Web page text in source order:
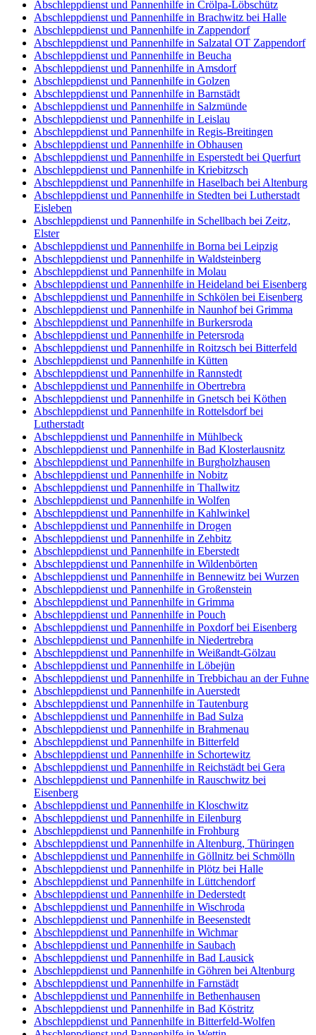
Abschleppdienst und Pannenhilfe in Crölpa-Löbschütz
Abschleppdienst und Pannenhilfe in Brachwitz bei Halle
Abschleppdienst und Pannenhilfe in Zappendorf
Abschleppdienst und Pannenhilfe in Salzatal OT Zappendorf
Abschleppdienst und Pannenhilfe in Beucha
Abschleppdienst und Pannenhilfe in Amsdorf
Abschleppdienst und Pannenhilfe in Golzen
Abschleppdienst und Pannenhilfe in Barnstädt
Abschleppdienst und Pannenhilfe in Salzmünde
Abschleppdienst und Pannenhilfe in Leislau
Abschleppdienst und Pannenhilfe in Regis-Breitingen
Abschleppdienst und Pannenhilfe in Obhausen
Abschleppdienst und Pannenhilfe in Esperstedt bei Querfurt
Abschleppdienst und Pannenhilfe in Kriebitzsch
Abschleppdienst und Pannenhilfe in Haselbach bei Altenburg
Abschleppdienst und Pannenhilfe in Stedten bei Lutherstadt
Eisleben
Abschleppdienst und Pannenhilfe in Schellbach bei Zeitz,
Elster
Abschleppdienst und Pannenhilfe in Borna bei Leipzig
Abschleppdienst und Pannenhilfe in Waldsteinberg
Abschleppdienst und Pannenhilfe in Molau
Abschleppdienst und Pannenhilfe in Heideland bei Eisenberg
Abschleppdienst und Pannenhilfe in Schkölen bei Eisenberg
Abschleppdienst und Pannenhilfe in Naunhof bei Grimma
Abschleppdienst und Pannenhilfe in Burkersroda
Abschleppdienst und Pannenhilfe in Petersroda
Abschleppdienst und Pannenhilfe in Roitzsch bei Bitterfeld
Abschleppdienst und Pannenhilfe in Kütten
Abschleppdienst und Pannenhilfe in Rannstedt
Abschleppdienst und Pannenhilfe in Obertrebra
Abschleppdienst und Pannenhilfe in Gnetsch bei Köthen
Abschleppdienst und Pannenhilfe in Rottelsdorf bei
Lutherstadt
Abschleppdienst und Pannenhilfe in Mühlbeck
Abschleppdienst und Pannenhilfe in Bad Klosterlausnitz
Abschleppdienst und Pannenhilfe in Burgholzhausen
Abschleppdienst und Pannenhilfe in Nobitz
Abschleppdienst und Pannenhilfe in Thallwitz
Abschleppdienst und Pannenhilfe in Wolfen
Abschleppdienst und Pannenhilfe in Kahlwinkel
Abschleppdienst und Pannenhilfe in Drogen
Abschleppdienst und Pannenhilfe in Zehbitz
Abschleppdienst und Pannenhilfe in Eberstedt
Abschleppdienst und Pannenhilfe in Wildenbörten
Abschleppdienst und Pannenhilfe in Bennewitz bei Wurzen
Abschleppdienst und Pannenhilfe in Großenstein
Abschleppdienst und Pannenhilfe in Grimma
Abschleppdienst und Pannenhilfe in Pouch
Abschleppdienst und Pannenhilfe in Poxdorf bei Eisenberg
Abschleppdienst und Pannenhilfe in Niedertrebra
Abschleppdienst und Pannenhilfe in Weißandt-Gölzau
Abschleppdienst und Pannenhilfe in Löbejün
Abschleppdienst und Pannenhilfe in Trebbichau an der Fuhne
Abschleppdienst und Pannenhilfe in Auerstedt
Abschleppdienst und Pannenhilfe in Tautenburg
Abschleppdienst und Pannenhilfe in Bad Sulza
Abschleppdienst und Pannenhilfe in Brahmenau
Abschleppdienst und Pannenhilfe in Bitterfeld
Abschleppdienst und Pannenhilfe in Schortewitz
Abschleppdienst und Pannenhilfe in Reichstädt bei Gera
Abschleppdienst und Pannenhilfe in Rauschwitz bei
Eisenberg
Abschleppdienst und Pannenhilfe in Kloschwitz
Abschleppdienst und Pannenhilfe in Eilenburg
Abschleppdienst und Pannenhilfe in Frohburg
Abschleppdienst und Pannenhilfe in Altenburg, Thüringen
Abschleppdienst und Pannenhilfe in Göllnitz bei Schmölln
Abschleppdienst und Pannenhilfe in Plötz bei Halle
Abschleppdienst und Pannenhilfe in Lüttchendorf
Abschleppdienst und Pannenhilfe in Dederstedt
Abschleppdienst und Pannenhilfe in Wischroda
Abschleppdienst und Pannenhilfe in Beesenstedt
Abschleppdienst und Pannenhilfe in Wichmar
Abschleppdienst und Pannenhilfe in Saubach
Abschleppdienst und Pannenhilfe in Bad Lausick
Abschleppdienst und Pannenhilfe in Göhren bei Altenburg
Abschleppdienst und Pannenhilfe in Farnstädt
Abschleppdienst und Pannenhilfe in Bethenhausen
Abschleppdienst und Pannenhilfe in Bad Köstritz
Abschleppdienst und Pannenhilfe in Bitterfeld-Wolfen